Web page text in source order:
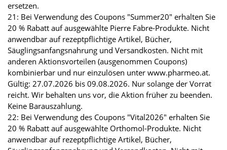
ersetzen.
21: Bei Verwendung des Coupons "Summer20" erhalten Sie
20 % Rabatt auf ausgewählte Pierre Fabre-Produkte. Nicht
anwendbar auf rezeptpflichtige Artikel, Bücher,
Säuglingsanfangsnahrung und Versandkosten. Nicht mit
anderen Aktionsvorteilen (ausgenommen Coupons)
kombinierbar und nur einzulösen unter www.pharmeo.at.
Gültig: 27.07.2026 bis 09.08.2026. Nur solange der Vorrat
reicht. Wir behalten uns vor, die Aktion früher zu beenden.
Keine Barauszahlung.
22: Bei Verwendung des Coupons "Vital2026" erhalten Sie
20 % Rabatt auf ausgewählte Orthomol-Produkte. Nicht
anwendbar auf rezeptpflichtige Artikel, Bücher,